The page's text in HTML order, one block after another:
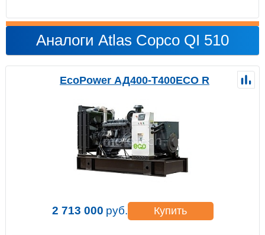
Аналоги Atlas Copco QI 510
EcoPower АД400-T400ECO R
2 713 000 руб. Купить